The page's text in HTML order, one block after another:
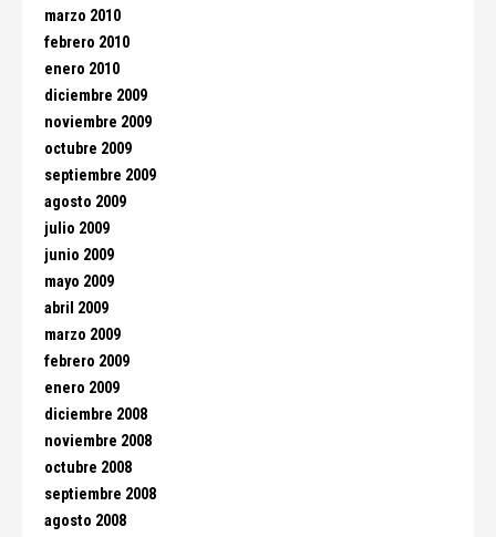
marzo 2010
febrero 2010
enero 2010
diciembre 2009
noviembre 2009
octubre 2009
septiembre 2009
agosto 2009
julio 2009
junio 2009
mayo 2009
abril 2009
marzo 2009
febrero 2009
enero 2009
diciembre 2008
noviembre 2008
octubre 2008
septiembre 2008
agosto 2008